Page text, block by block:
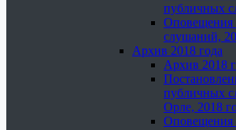
публичных
Оповещения
слушаний,
Архив 2018 года
Архив 2018
публичных
Орле, 2018
Оповещения